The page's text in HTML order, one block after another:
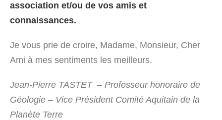
association et/ou de vos amis et
connaissances.
Je vous prie de croire, Madame, Monsieur, Cher
Ami à mes sentiments les meilleurs.
Jean-Pierre TASTET – Professeur honoraire de
Géologie – Vice Président Comité Aquitain de la
Planète Terre